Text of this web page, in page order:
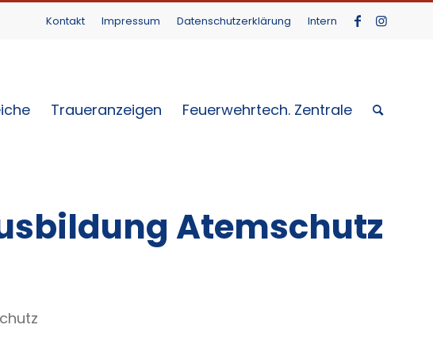
Kontakt Impressum Datenschutzerklärung Intern
Traueranzeigen Feuerwehrtech. Zentrale
Atemschutz